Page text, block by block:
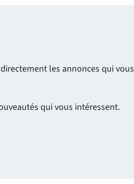
les annonces qui vous
qui vous intéressent.